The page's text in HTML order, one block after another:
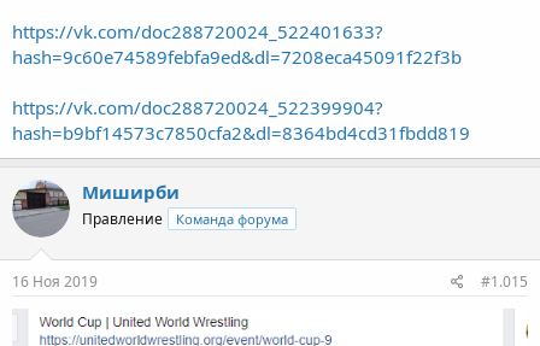
https://vk.com/doc288720024_522401633?
hash=9c60e74589febfa9ed&dl=7208eca45091f22f3b
https://vk.com/doc288720024_522399904?
hash=b9bf14573c7850cfa2&dl=8364bd4cd31fbdd819
Миширби
Правление Команда форума
16 Ноя 2019 #1.015